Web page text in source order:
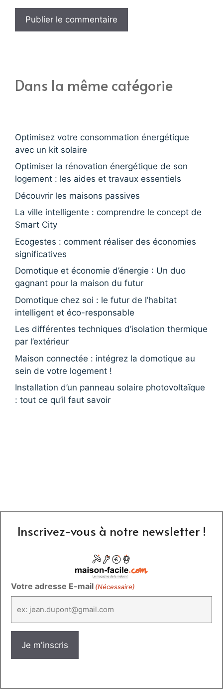
Dans la même catégorie
Optimisez votre consommation énergétique
avec un kit solaire
Optimiser la rénovation énergétique de son
logement : les aides et travaux essentiels
Découvrir les maisons passives
La ville intelligente : comprendre le concept de
Smart City
Ecogestes : comment réaliser des économies
significatives
Domotique et économie d’énergie : Un duo
gagnant pour la maison du futur
Domotique chez soi : le futur de l’habitat
intelligent et éco-responsable
Les différentes techniques d’isolation thermique
par l’extérieur
Maison connectée : intégrez la domotique au
sein de votre logement !
Installation d’un panneau solaire photovoltaïque
: tout ce qu’il faut savoir
Inscrivez-vous à notre newsletter !
Votre adresse E-mail (Nécessaire)